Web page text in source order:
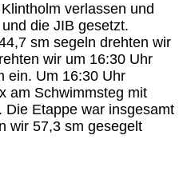
verlassen und
die JIB gesetzt.
sm segeln drehten wir
wir um 16:30 Uhr
ein. Um 16:30 Uhr
am Schwimmsteg mit
Die Etappe war insgesamt
wir 57,3 sm gesegelt